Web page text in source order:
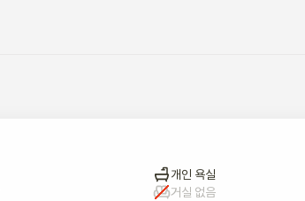
개인 욕실
거실 없음